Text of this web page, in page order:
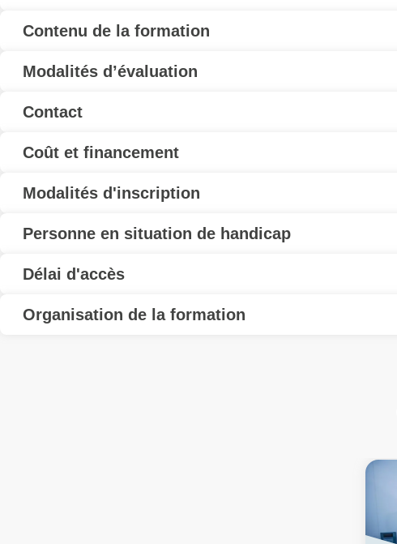
Contenu de la formation
Modalités d’évaluation
Contact
Coût et financement
Modalités d'inscription
Personne en situation de handicap
Délai d'accès
Organisation de la formation